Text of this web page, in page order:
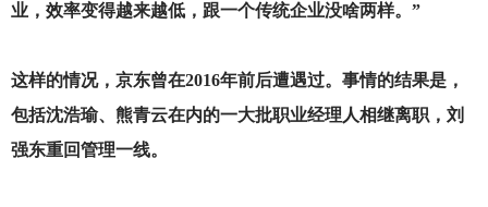
业，效率变得越来越低，跟一个传统企业没啥两样。”
这样的情况，京东曾在2016年前后遭遇过。事情的结果是，
包括沈浩瑜、熊青云在内的一大批职业经理人相继离职，刘
强东重回管理一线。